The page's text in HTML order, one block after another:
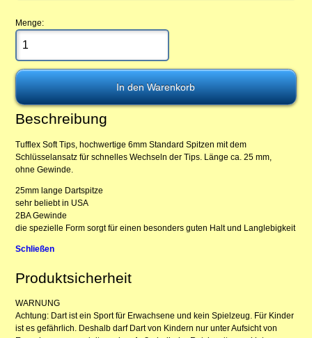
Menge:
Beschreibung
Tufflex Soft Tips, hochwertige 6mm Standard Spitzen mit dem
Schlüsselansatz für schnelles Wechseln der Tips. Länge ca. 25 mm,
ohne Gewinde.
25mm lange Dartspitze
sehr beliebt in USA
2BA Gewinde
die spezielle Form sorgt für einen besonders guten Halt und Langlebigkeit
Schließen
Produktsicherheit
WARNUNG
Achtung: Dart ist ein Sport für Erwachsene und kein Spielzeug. Für Kinder
ist es gefährlich. Deshalb darf Dart von Kindern nur unter Aufsicht von